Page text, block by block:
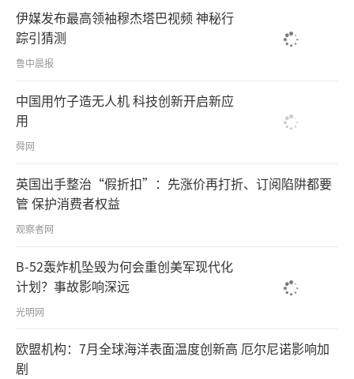
伊媒发布最高领袖穆杰塔巴视频 神秘行
踪引猜测
鲁中晨报
中国用竹子造无人机 科技创新开启新应
用
舜网
英国出手整治“假折扣”：先涨价再打折、订阅陷阱都要
管 保护消费者权益
观察者网
B-52轰炸机坠毁为何会重创美军现代化
计划？事故影响深远
光明网
欧盟机构：7月全球海洋表面温度创新高 厄尔尼诺影响加
剧